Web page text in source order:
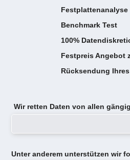
Festplattenanalyse
Benchmark Test
100%
Festpreis Angebot
Rücksendung
Wir retten Daten vonallen
Unter anderem unterstützen wir